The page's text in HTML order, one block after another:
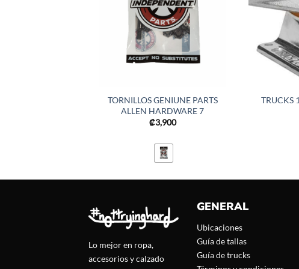
TORNILLOS GENIUNE PARTS
ALLEN HARDWARE 7
₡3,900
TRUCKS
Lo mejor en ropa,
accesorios y calzado
GENERAL
Ubicaciones
Guía de tallas
Guía de trucks